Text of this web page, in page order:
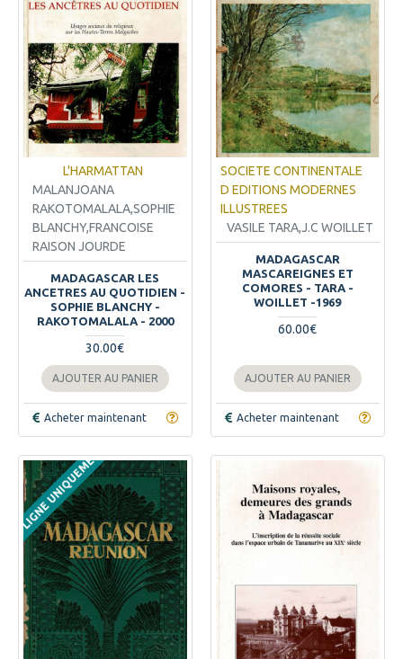
L'HARMATTAN
MALANJOANA
RAKOTOMALALA,SOPHIE
BLANCHY,FRANCOISE
RAISON JOURDE
MADAGASCAR LES
ANCETRES AU QUOTIDIEN -
SOPHIE BLANCHY -
RAKOTOMALALA - 2000
30.00€
AJOUTER AU PANIER
Acheter maintenant
SOCIETE CONTINENTALE
D EDITIONS MODERNES
ILLUSTREES
VASILE TARA,J.C WOILLET
MADAGASCAR
MASCAREIGNES ET
COMORES - TARA -
WOILLET -1969
60.00€
AJOUTER AU PANIER
Acheter maintenant
EN LIGNE UNIQUEMENT